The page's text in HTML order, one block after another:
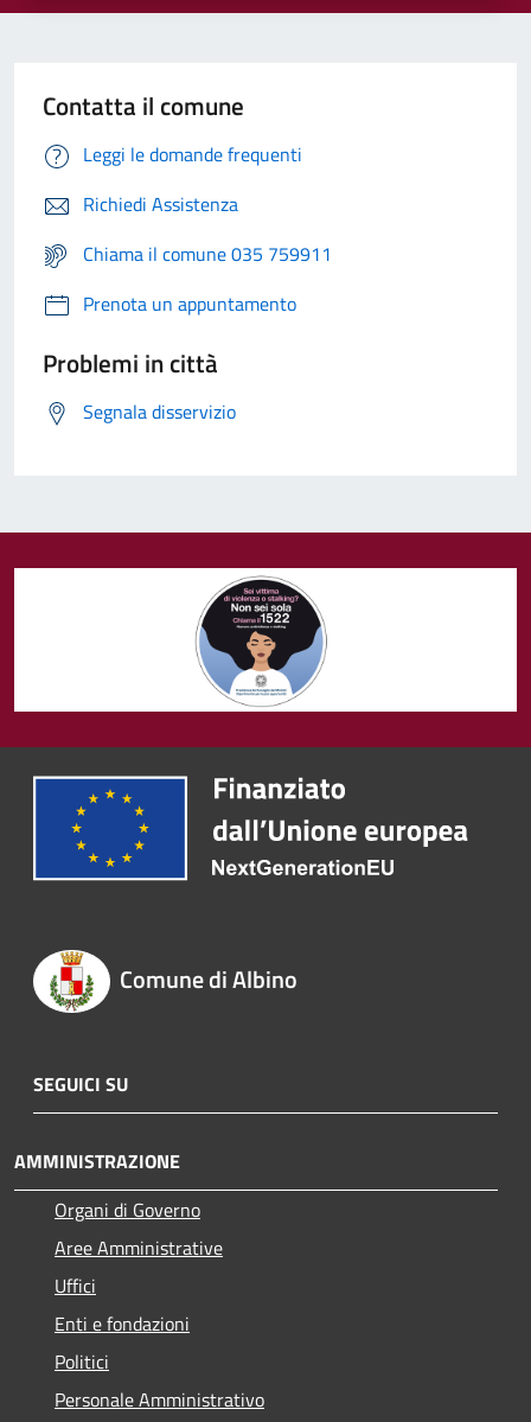
Contatta il comune
Leggi le domande frequenti
Richiedi Assistenza
Chiama il comune 035 759911
Prenota un appuntamento
Problemi in città
Segnala disservizio
Comune di Albino
SEGUICI SU
AMMINISTRAZIONE
Organi di Governo
Aree Amministrative
Uffici
Enti e fondazioni
Politici
Personale Amministrativo